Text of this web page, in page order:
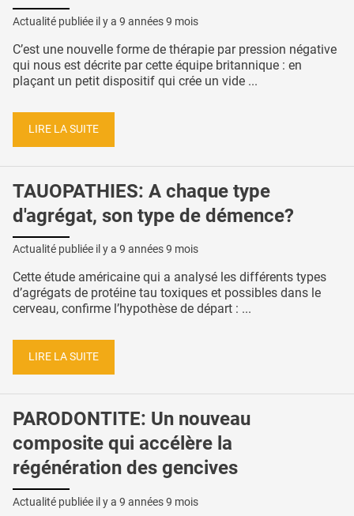
Actualité publiée il y a 9 années 9 mois
C’est une nouvelle forme de thérapie par pression négative
qui nous est décrite par cette équipe britannique : en
plaçant un petit dispositif qui crée un vide ...
LIRE LA SUITE
TAUOPATHIES: A chaque type
d'agrégat, son type de démence?
Actualité publiée il y a 9 années 9 mois
Cette étude américaine qui a analysé les différents types
d’agrégats de protéine tau toxiques et possibles dans le
cerveau, confirme l’hypothèse de départ : ...
LIRE LA SUITE
PARODONTITE: Un nouveau
composite qui accélère la
régénération des gencives
Actualité publiée il y a 9 années 9 mois